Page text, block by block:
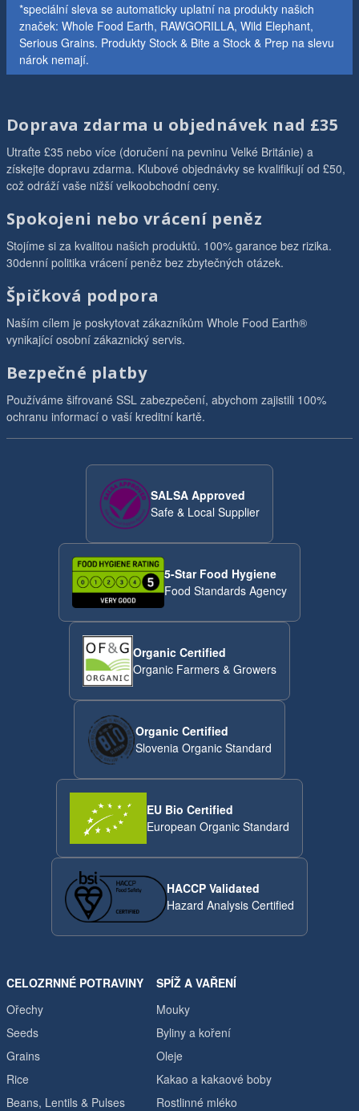
*speciální sleva se automaticky uplatní na produkty našich
značek: Whole Food Earth, RAWGORILLA, Wild Elephant,
Serious Grains. Produkty Stock & Bite a Stock & Prep na slevu
nárok nemají.
Doprava zdarma u objednávek nad £35
Utraťte £35 nebo více (doručení na pevninu Velké Británie) a
získejte dopravu zdarma. Klubové objednávky se kvalifikují od £50,
což odráží vaše nižší velkoobchodní ceny.
Spokojeni nebo vrácení peněz
Stojíme si za kvalitou našich produktů. 100% garance bez rizika.
30denní politika vrácení peněz bez zbytečných otázek.
Špičková podpora
Naším cílem je poskytovat zákazníkům Whole Food Earth®
vynikající osobní zákaznický servis.
Bezpečné platby
Používáme šifrované SSL zabezpečení, abychom zajistili 100%
ochranu informací o vaší kreditní kartě.
SALSA Approved
Safe & Local Supplier
5-Star Food Hygiene
Food Standards Agency
Organic Certified
Organic Farmers & Growers
Organic Certified
Slovenia Organic Standard
EU Bio Certified
European Organic Standard
HACCP Validated
Hazard Analysis Certified
CELOZRNNÉ POTRAVINY
Ořechy
Seeds
Grains
Rice
Beans, Lentils & Pulses
SPÍŽ A VAŘENÍ
Mouky
Byliny a koření
Oleje
Kakao a kakaové boby
Rostlinné mléko